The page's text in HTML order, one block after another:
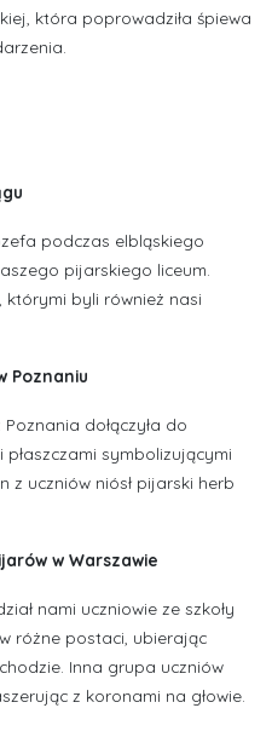
która poprowadziła śpiewa
podczas elbląskiego
pijarskiego liceum.
którymi byli również nasi
Poznaniu
dołączyła do
symbolizującymi
z uczniów niósł pijarski herb
w Warszawie
nami uczniowie ze szkoły
różne postaci, ubierając
Inna grupa uczniów
z koronami na głowie.